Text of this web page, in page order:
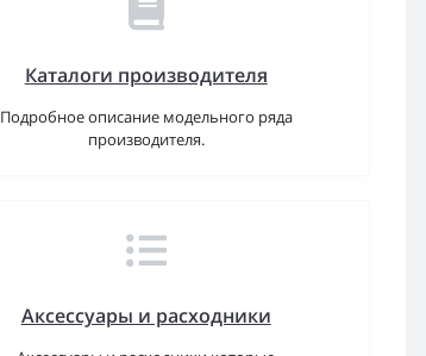
Каталоги производителя
Подробное описание модельного ряда
производителя.
Аксессуары и расходники